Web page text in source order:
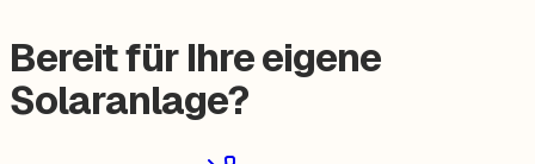
Bereit für Ihre eigene
Solaranlage?